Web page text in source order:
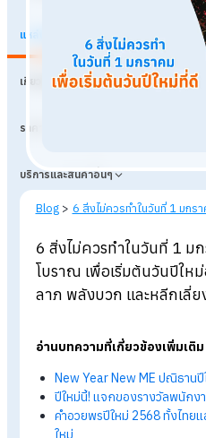
แหล่งเรียนรู้
เกี่ยวกับเรา
ราคา
บริการและสินค้าอื่นๆ
Published: 30 พฤศจิกายน
2568 1,311views
Blog > 6 สิ่งไม่ควรทำในวันที่
6 สิ่งไม่ควรทำในวันที่